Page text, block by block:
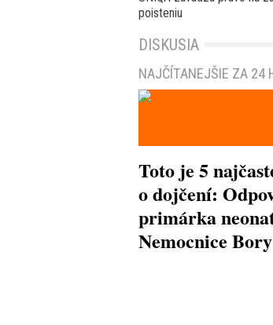
poisteniu
DISKUSIA
NAJČÍTANEJŠIE ZA 24
Toto je 5
o dojčení:
primárka
Nemocnice Bory